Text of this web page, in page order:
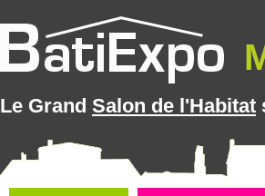
Le Grand Salon de l'Habitat